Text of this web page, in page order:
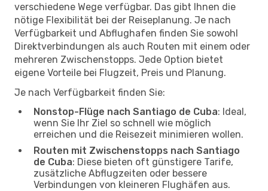
verschiedene Wege verfügbar. Das gibt Ihnen die
nötige Flexibilität bei der Reiseplanung. Je nach
Verfügbarkeit und Abflughafen finden Sie sowohl
Direktverbindungen als auch Routen mit einem oder
mehreren Zwischenstopps. Jede Option bietet
eigene Vorteile bei Flugzeit, Preis und Planung.
Je nach Verfügbarkeit finden Sie:
Nonstop-Flüge nach Santiago de Cuba: Ideal,
wenn Sie Ihr Ziel so schnell wie möglich
erreichen und die Reisezeit minimieren wollen.
Routen mit Zwischenstopps nach Santiago
de Cuba: Diese bieten oft günstigere Tarife,
zusätzliche Abflugzeiten oder bessere
Verbindungen von kleineren Flughäfen aus.